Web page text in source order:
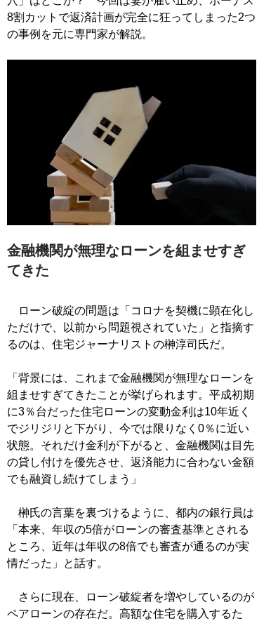
8割カットで返済計画が完全に狂ってしまった2つ
の事例を元に専門家が解説。
金融機関が無理なローンを組ませすぎ
てきた
ローン破綻の問題は「コロナを契機に顕在化し
ただけで、以前から問題視されていた」と指摘す
るのは、住宅ジャーナリストの榊淳司氏だ。
「背景には、これまで金融機関が無理なローンを
組ませすぎてきたことが挙げられます。平成初期
に3％台だった住宅ローンの変動金利は10年近く
でジリジリと下がり、今では限りなく0％に近い
状態。それだけ金利が下がると、金融機関は目先
の貸し付けを優先させ、返済能力に合わない金額
でも融資し続けてしまう」
榊氏の言葉を裏づけるように、都内の銀行員は
「本来、年収の5倍がローンの審査基準とされる
ところ、近年は年収の8倍でも審査が通るのが実
情だった」と話す。
さらに現在、ローン破綻者を増やしているのが
ペアローンの存在だ。高額な住宅を購入するた